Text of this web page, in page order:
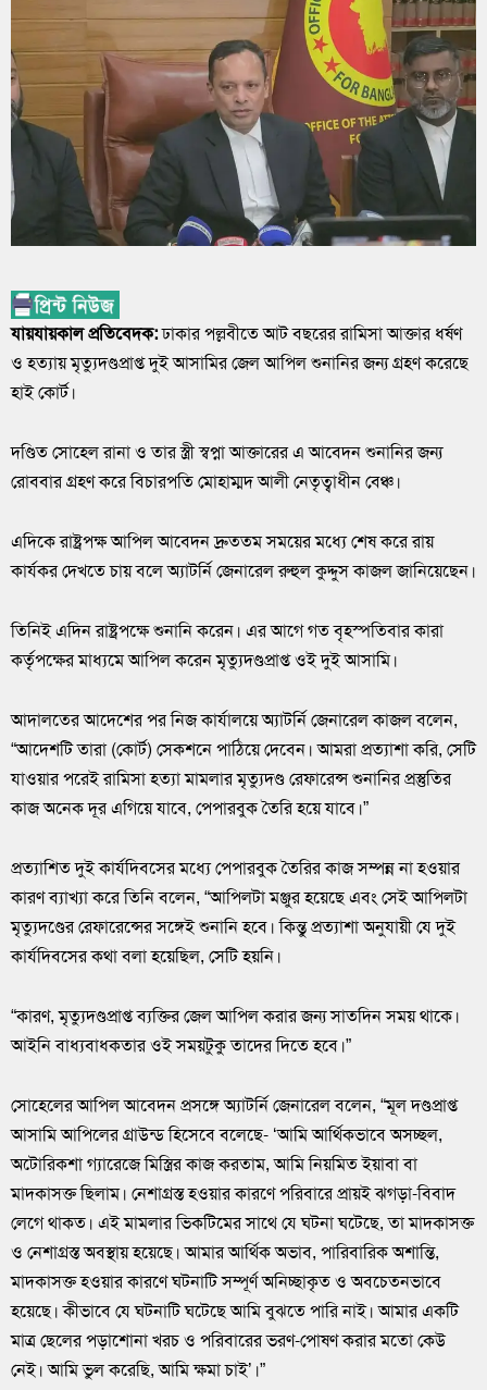
যায়যায়কাল প্রতিবেদক:ঢাকার পল্লবীতে আট বছরের রামিসা আক্তার ধর্ষণ
ও হত্যায় মৃত্যুদণ্ডপ্রাপ্ত দুই আসামির জেল আপিল শুনানির জন্য গ্রহণ করেছে
হাই কোর্ট।
দণ্ডিত সোহেল রানা ও তার স্ত্রী স্বপ্না আক্তারের এ আবেদন শুনানির জন্য
রোববার গ্রহণ করে বিচারপতি মোহাম্মদ আলী নেতৃত্বাধীন বেঞ্চ।
এদিকে রাষ্ট্রপক্ষ আপিল আবেদন দ্রুততম সময়ের মধ্যে শেষ করে রায়
কার্যকর দেখতে চায় বলে অ্যাটর্নি জেনারেল রুহুল কুদ্দুস কাজল জানিয়েছেন।
তিনিই এদিন রাষ্ট্রপক্ষে শুনানি করেন। এর আগে গত বৃহস্পতিবার কারা
কর্তৃপক্ষের মাধ্যমে আপিল করেন মৃত্যুদণ্ডপ্রাপ্ত ওই দুই আসামি।
আদালতের আদেশের পর নিজ কার্যালয়ে অ্যাটর্নি জেনারেল কাজল বলেন,
“আদেশটি তারা (কোর্ট) সেকশনে পাঠিয়ে দেবেন। আমরা প্রত্যাশা করি, সেটি
যাওয়ার পরেই রামিসা হত্যা মামলার মৃত্যুদণ্ড রেফারেন্স শুনানির প্রস্তুতির
কাজ অনেক দূর এগিয়ে যাবে, পেপারবুক তৈরি হয়ে যাবে।”
প্রত্যাশিত দুই কার্যদিবসের মধ্যে পেপারবুক তৈরির কাজ সম্পন্ন না হওয়ার
কারণ ব্যাখ্যা করে তিনি বলেন, “আপিলটা মঞ্জুর হয়েছে এবং সেই আপিলটা
মৃত্যুদণ্ডের রেফারেন্সের সঙ্গেই শুনানি হবে। কিন্তু প্রত্যাশা অনুযায়ী যে দুই
কার্যদিবসের কথা বলা হয়েছিল, সেটি হয়নি।
“কারণ, মৃত্যুদণ্ডপ্রাপ্ত ব্যক্তির জেল আপিল করার জন্য সাতদিন সময় থাকে।
আইনি বাধ্যবাধকতার ওই সময়টুকু তাদের দিতে হবে।”
সোহেলের আপিল আবেদন প্রসঙ্গে অ্যাটর্নি জেনারেল বলেন, “মূল দণ্ডপ্রাপ্ত
আসামি আপিলের গ্রাউন্ড হিসেবে বলেছে- ‘আমি আর্থিকভাবে অসচ্ছল,
অটোরিকশা গ্যারেজে মিস্ত্রির কাজ করতাম, আমি নিয়মিত ইয়াবা বা
মাদকাসক্ত ছিলাম। নেশাগ্রস্ত হওয়ার কারণে পরিবারে প্রায়ই ঝগড়া-বিবাদ
লেগে থাকত। এই মামলার ভিকটিমের সাথে যে ঘটনা ঘটেছে, তা মাদকাসক্ত
ও নেশাগ্রস্ত অবস্থায় হয়েছে। আমার আর্থিক অভাব, পারিবারিক অশান্তি,
মাদকাসক্ত হওয়ার কারণে ঘটনাটি সম্পূর্ণ অনিচ্ছাকৃত ও অবচেতনভাবে
হয়েছে। কীভাবে যে ঘটনাটি ঘটেছে আমি বুঝতে পারি নাই। আমার একটি
মাত্র ছেলের পড়াশোনা খরচ ও পরিবারের ভরণ-পোষণ করার মতো কেউ
নেই। আমি ভুল করেছি, আমি ক্ষমা চাই’।”